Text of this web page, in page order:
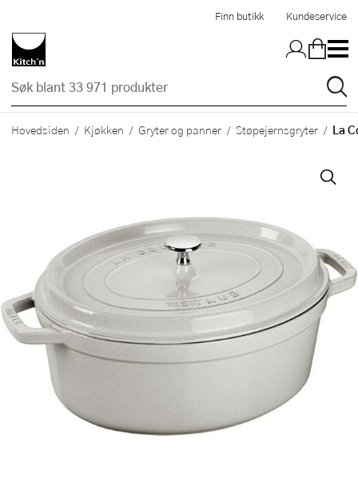
Finn butikk Kundeservice
Hovedsiden Kjøkken Gryter og panner Støpejernsgryter La